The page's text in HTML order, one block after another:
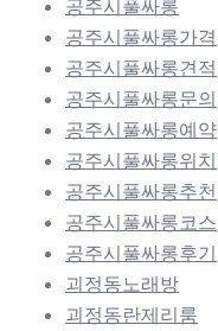
공주시풀싸롱
공주시풀싸롱가격
공주시풀싸롱견적
공주시풀싸롱문의
공주시풀싸롱예약
공주시풀싸롱위치
공주시풀싸롱추천
공주시풀싸롱코스
공주시풀싸롱후기
괴정동노래방
괴정동란제리룸